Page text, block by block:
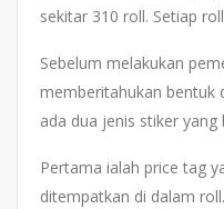
sekitar 310 roll. Setiap
Sebelum melakukan
memberitahukan bentuk
ada dua jenis stiker yang
Pertama ialah price tag
ditempatkan di dalam